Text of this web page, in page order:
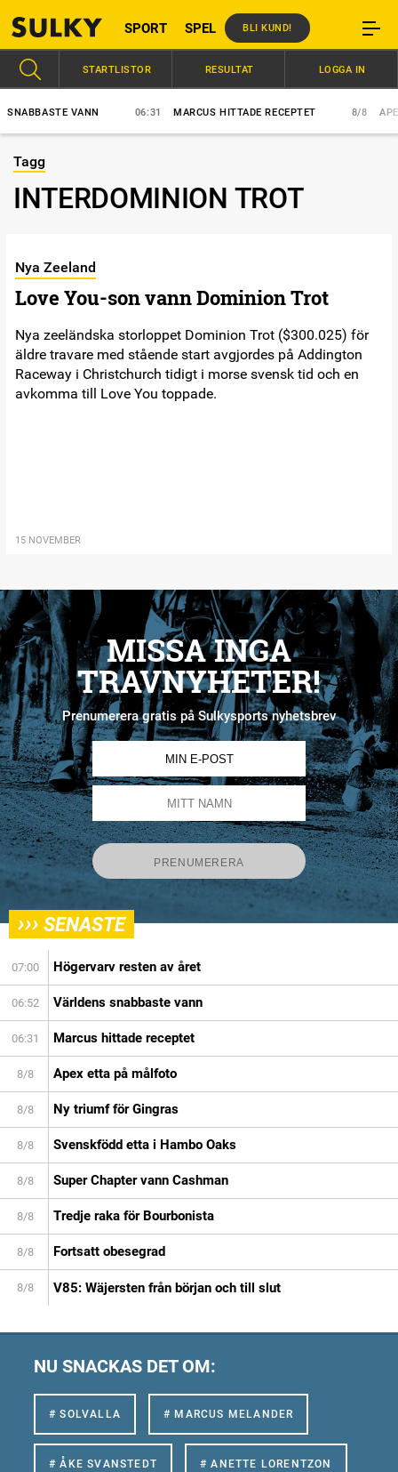
SPORT SPEL BLI KUND!
VANN 06:31 MARCUS HITTADE RECEPTET 8/8 APEX
STARTLISTOR RESULTAT LOGGA IN
Tagg
INTERDOMINION TROT
Nya Zeeland
Love You-son vann Dominion Trot
Nya zeeländska storloppet Dominion Trot ($300.025) för
äldre travare med stående start avgjordes på Addington
Raceway i Christchurch tidigt i morse svensk tid och en
avkomma till Love You toppade.
15 NOVEMBER
MISSA INGA
TRAVNYHETER!
Prenumerera gratis på Sulkysports nyhetsbrev
››› SENASTE
07:00 Högervarv resten av året
06:52 Världens snabbaste vann
06:31 Marcus hittade receptet
8/8 Apex etta på målfoto
8/8 Ny triumf för Gingras
8/8 Svenskfödd etta i Hambo Oaks
8/8 Super Chapter vann Cashman
8/8 Tredje raka för Bourbonista
8/8 Fortsatt obesegrad
8/8 V85: Wäjersten från början och till slut
NU SNACKAS DET OM:
# SOLVALLA # MARCUS MELANDER
# ÅKE SVANSTEDT # ANETTE LORENTZON